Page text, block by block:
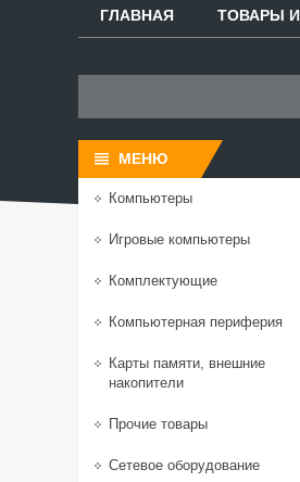
ГЛАВНАЯ ТОВАРЫ
Компьютеры
Игровые компьютеры
Комплектующие
Компьютерная периферия
Карты памяти, внешние
накопители
Прочие товары
Сетевое оборудование